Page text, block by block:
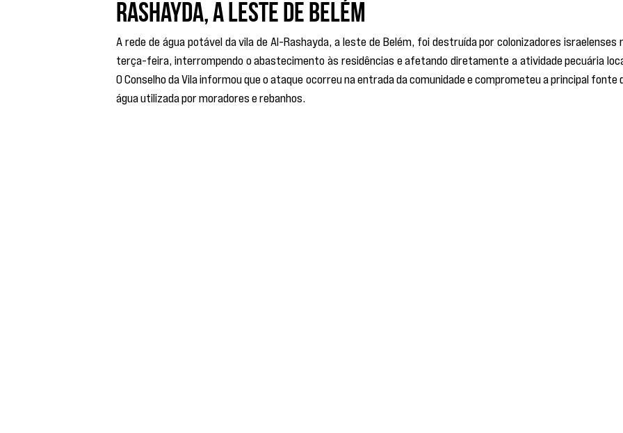
Rashayda, a leste de Belém
A rede de água potável da vila de Al-Rashayda, a leste de Belém, foi destruída por colonizadores israelenses
terça-feira, interrompendo o abastecimento às residências e afetando diretamente a atividade pecuária
O Conselho da Vila informou que o ataque ocorreu na entrada da comunidade e comprometeu a principal fonte
água utilizada por moradores e rebanhos.